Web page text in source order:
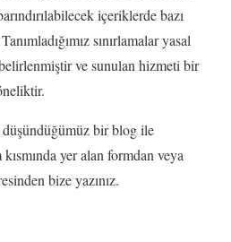
içeriklerde bazı
sınırlamalar yasal
ve sunulan hizmeti bir
bir blog ile
yer alan formdan veya
bize yazınız.